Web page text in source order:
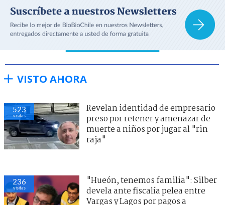
VISTO AHORA
523
visitas
Revelan identidad de empresario
preso por retener y amenazar de
muerte a niños por jugar al "rin
raja"
236
visitas
"Hueón, tenemos familia": Silber
devela ante fiscalía pelea entre
Vargas y Lagos por pagos a